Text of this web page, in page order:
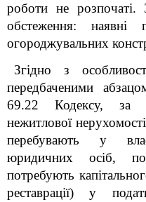
роботи не розпочаті.
обстеження: наявні
огороджувальних
Згідно з
передбаченими
69.22 Кодексу, за
нежитлової
перебувають у
юридичних осіб,
потребують
реставрації) у